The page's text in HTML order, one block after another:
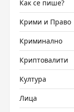
Как се пише?
Крими и Право
Криминално
Криптовалити
Култура
Лица